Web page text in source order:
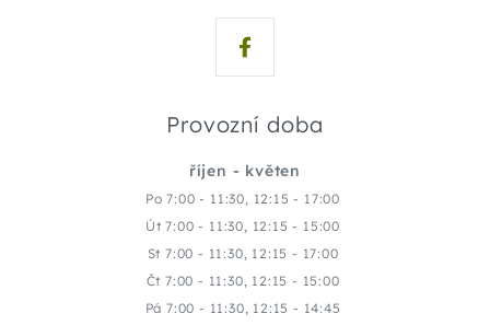
Provozní doba
říjen - květen
Po 7:00 - 11:30, 12:15 - 17:00
Út 7:00 - 11:30, 12:15 - 15:00
St 7:00 - 11:30, 12:15 - 17:00
Čt 7:00 - 11:30, 12:15 - 15:00
Pá 7:00 - 11:30, 12:15 - 14:45